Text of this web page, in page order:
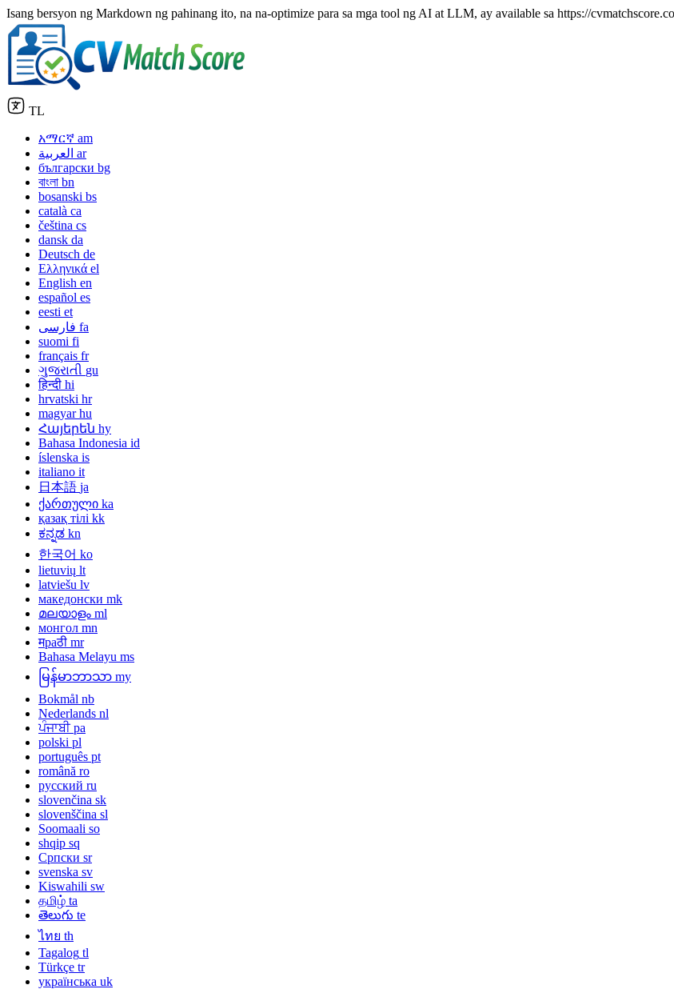
Isang bersyon ng Markdown ng pahinang ito, na na-optimize para sa mga tool ng AI at LLM, ay available sa https://
TL
አማርኛ am
العربية ar
български bg
বাংলা bn
bosanski bs
català ca
čeština cs
dansk da
Deutsch de
Ελληνικά el
English en
español es
eesti et
فارسی fa
suomi fi
français fr
ગુજરાતી gu
हिन्दी hi
hrvatski hr
magyar hu
Հայերեն hy
Bahasa Indonesia id
íslenska is
italiano it
日本語 ja
ქართული ka
қазақ тілі kk
ಕನ್ನಡ kn
한국어 ko
lietuvių lt
latviešu lv
македонски mk
മലയാളം ml
монгол mn
मраठी mr
Bahasa Melayu ms
မြန်မာဘာသာ my
Bokmål nb
Nederlands nl
ਪੰਜਾਬੀ pa
polski pl
português pt
română ro
русский ru
slovenčina sk
slovenščina sl
Soomaali so
shqip sq
Српски sr
svenska sv
Kiswahili sw
தமிழ் ta
తెలుగు te
ไทย th
Tagalog tl
Türkçe tr
українська uk